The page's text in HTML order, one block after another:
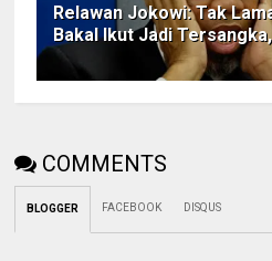
Relawan Jokowi: Tak
Bakal Ikut Jadi
COMMENTS
BLOGGER FACEBOOK DISQUS